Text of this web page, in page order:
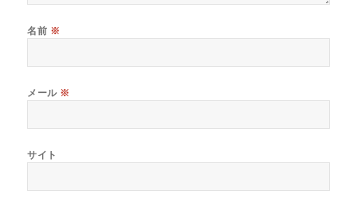
名前 ※
メール ※
サイト